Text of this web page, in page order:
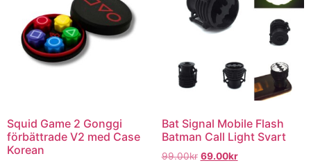
Squid Game 2 Gonggi
förbättrade V2 med Case
Korean
Bat Signal Mobile Flash
Batman Call Light Svart
99.00kr 69.00kr